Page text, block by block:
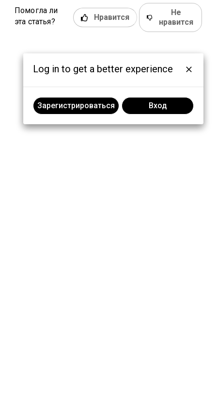
Помогла ли
эта статья?
Нравится
Не
нравится
Log in to get a better experience
Зарегистрироваться Вход